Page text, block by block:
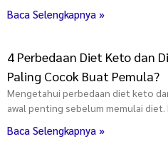
Baca Selengkapnya »
4 Perbedaan Diet Keto dan
Paling Cocok Buat Pemula?
Mengetahui perbedaan diet keto
awal penting sebelum memulai diet.
Baca Selengkapnya »